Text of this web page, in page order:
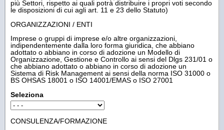
più Settori, rispetto ai quali potrà distribuire i propri voti secondo
le disposizioni di cui agli art. 11 e 23 dello Statuto)
ORGANIZZAZIONI / ENTI
Imprese o gruppi di imprese e/o altre organizzazioni,
indipendentemente dalla loro forma giuridica, che abbiano
adottato o abbiano in corso di adozione un Modello di
Organizzazione, Gestione e Controllo ai sensi del Dlgs 231/01 o
che abbiano adottato o abbiano in corso di adozione un
Sistema di Risk Management ai sensi della norma ISO 31000 o
BS OHSAS 18001 o ISO 14001/EMAS o ISO 27001
Seleziona
CONSULENZA/FORMAZIONE